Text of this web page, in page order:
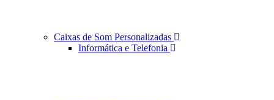
Caixas de Som Personalizadas
Informática e Telefonia